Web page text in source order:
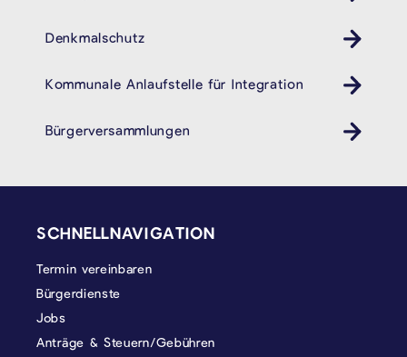
Denkmalschutz
Kommunale Anlaufstelle für Integration
Bürgerversammlungen
SCHNELLNAVIGATION
Termin vereinbaren
Bürgerdienste
Jobs
Anträge & Steuern/Gebühren